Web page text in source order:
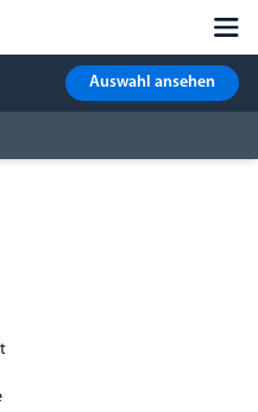
Auswahl ansehen